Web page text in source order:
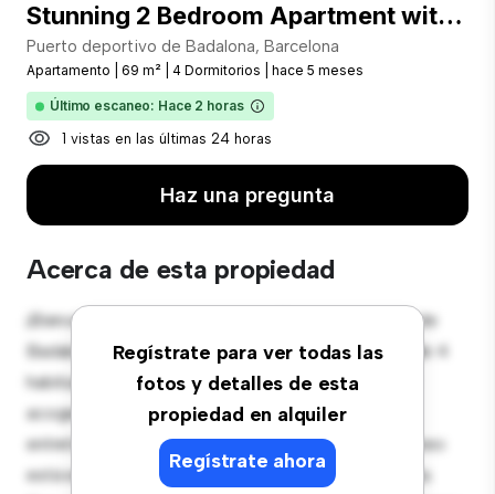
Stunning 2 Bedroom Apartment with Private Terrace and Communal Pool
Puerto deportivo de Badalona, Barcelona
Apartamento 69 m² 4 Dormitorios hace 5 meses
Último escaneo: Hace 2 horas
1 vistas en las últimas 24 horas
Haz una pregunta
Acerca de esta propiedad
Regístrate para ver todas las
fotos y detalles de esta
propiedad en alquiler
Regístrate ahora
¡Bienvenido a tu nuevo hogar en Puerto deportivo de
Badalona, Barcelona! Este moderno apartamento de 4
habitaciones ofrece un espacio de vida elegante y
acogedor. El diseño diáfano es perfecto para el
entretenimiento, y la cocina de estilo contemporáneo
está equipada con electrodomésticos de gama alta.